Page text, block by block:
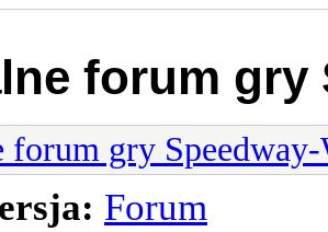
forum gry
forum gry
Forum